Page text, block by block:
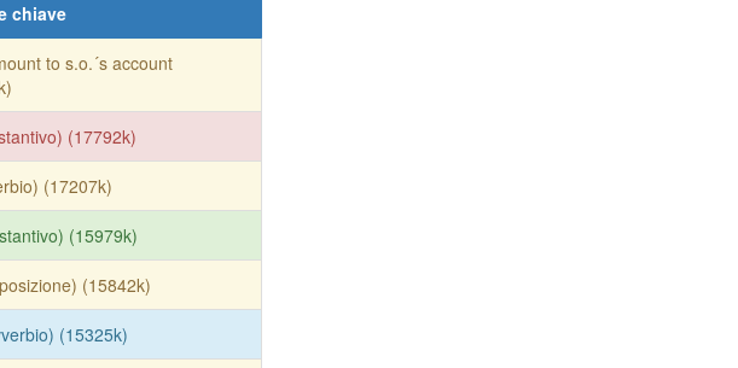
chiave
to s.o.´s account
(17792k)
(17207k)
(15979k)
(15842k)
(15325k)